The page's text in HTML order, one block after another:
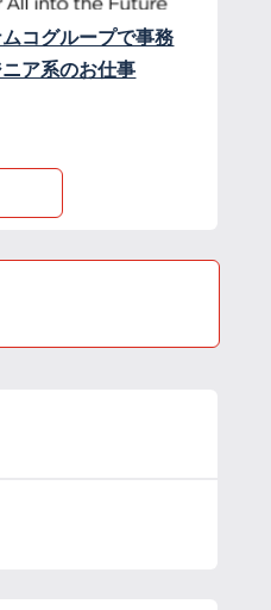
コグループで事務
ア系のお仕事